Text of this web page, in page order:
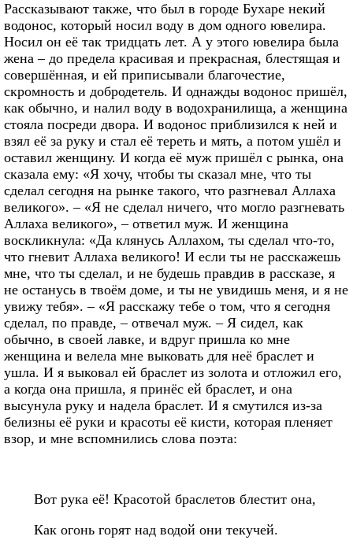
Рассказывают также, что был в городе Бухаре некий
водонос, который носил воду в дом одного ювелира.
Носил он её так тридцать лет. А у этого ювелира была
жена – до предела красивая и прекрасная, блестящая и
совершённая, и ей приписывали благочестие,
скромность и добродетель. И однажды водонос пришёл,
как обычно, и налил воду в водохранилища, а женщина
стояла посреди двора. И водонос приблизился к ней и
взял её за руку и стал её тереть и мять, а потом ушёл и
оставил женщину. И когда её муж пришёл с рынка, она
сказала ему: «Я хочу, чтобы ты сказал мне, что ты
сделал сегодня на рынке такого, что разгневал Аллаха
великого». – «Я не сделал ничего, что могло разгневать
Аллаха великого», – ответил муж. И женщина
воскликнула: «Да клянусь Аллахом, ты сделал что-то,
что гневит Аллаха великого! И если ты не расскажешь
мне, что ты сделал, и не будешь правдив в рассказе, я
не останусь в твоём доме, и ты не увидишь меня, и я не
увижу тебя». – «Я расскажу тебе о том, что я сегодня
сделал, по правде, – отвечал муж. – Я сидел, как
обычно, в своей лавке, и вдруг пришла ко мне
женщина и велела мне выковать для неё браслет и
ушла. И я выковал ей браслет из золота и отложил его,
а когда она пришла, я принёс ей браслет, и она
высунула руку и надела браслет. И я смутился из-за
белизны её руки и красоты её кисти, которая пленяет
взор, и мне вспомнились слова поэта:
Вот рука её! Красотой браслетов блестит она,
Как огонь горят над водой они текучей.